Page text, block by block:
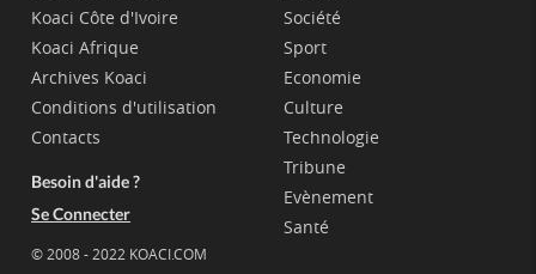
Koaci Côte d'Ivoire
Koaci Afrique
Archives Koaci
Conditions d'utilisation
Contacts
Besoin d'aide ?
Se Connecter
© 2008 - 2022 KOACI.COM
Société
Sport
Economie
Culture
Technologie
Tribune
Evènement
Santé